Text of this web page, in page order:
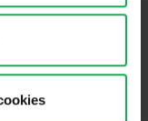
Market Shot,
články...